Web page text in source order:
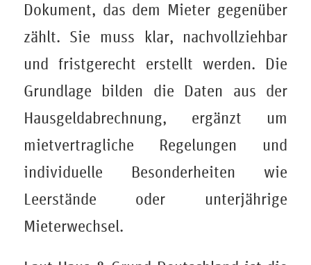
Dokument, das dem Mieter gegenüber
zählt. Sie muss klar, nachvollziehbar
und fristgerecht erstellt werden. Die
Grundlage bilden die Daten aus der
Hausgeldabrechnung, ergänzt um
mietvertragliche Regelungen und
individuelle Besonderheiten wie
Leerstände oder unterjährige
Mieterwechsel.